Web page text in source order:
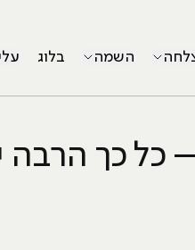
השמה בלוג
– כל כך